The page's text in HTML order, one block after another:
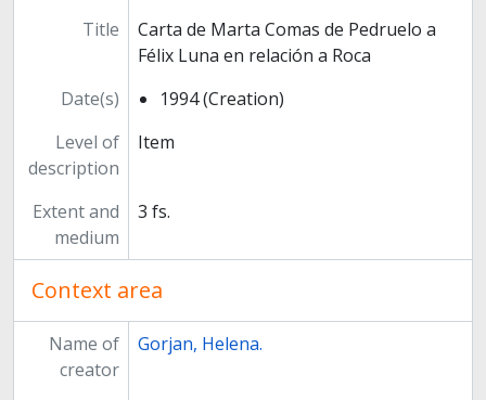
Title
Carta de Marta Comas de Pedruelo a
Félix Luna en relación a Roca
Date(s)
1994 (Creation)
Level of
description
Item
Extent and
medium
3 fs.
Context area
Name of
creator
Gorjan, Helena.